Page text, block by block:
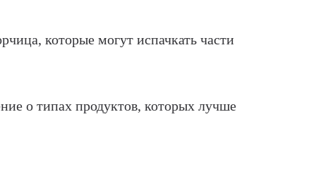
которые могут испачкать части
о типах продуктов, которых лучше